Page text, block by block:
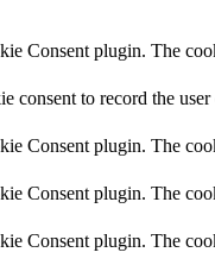
Consent plugin. The
consent to record the
Consent plugin. The
Consent plugin. The
Consent plugin. The